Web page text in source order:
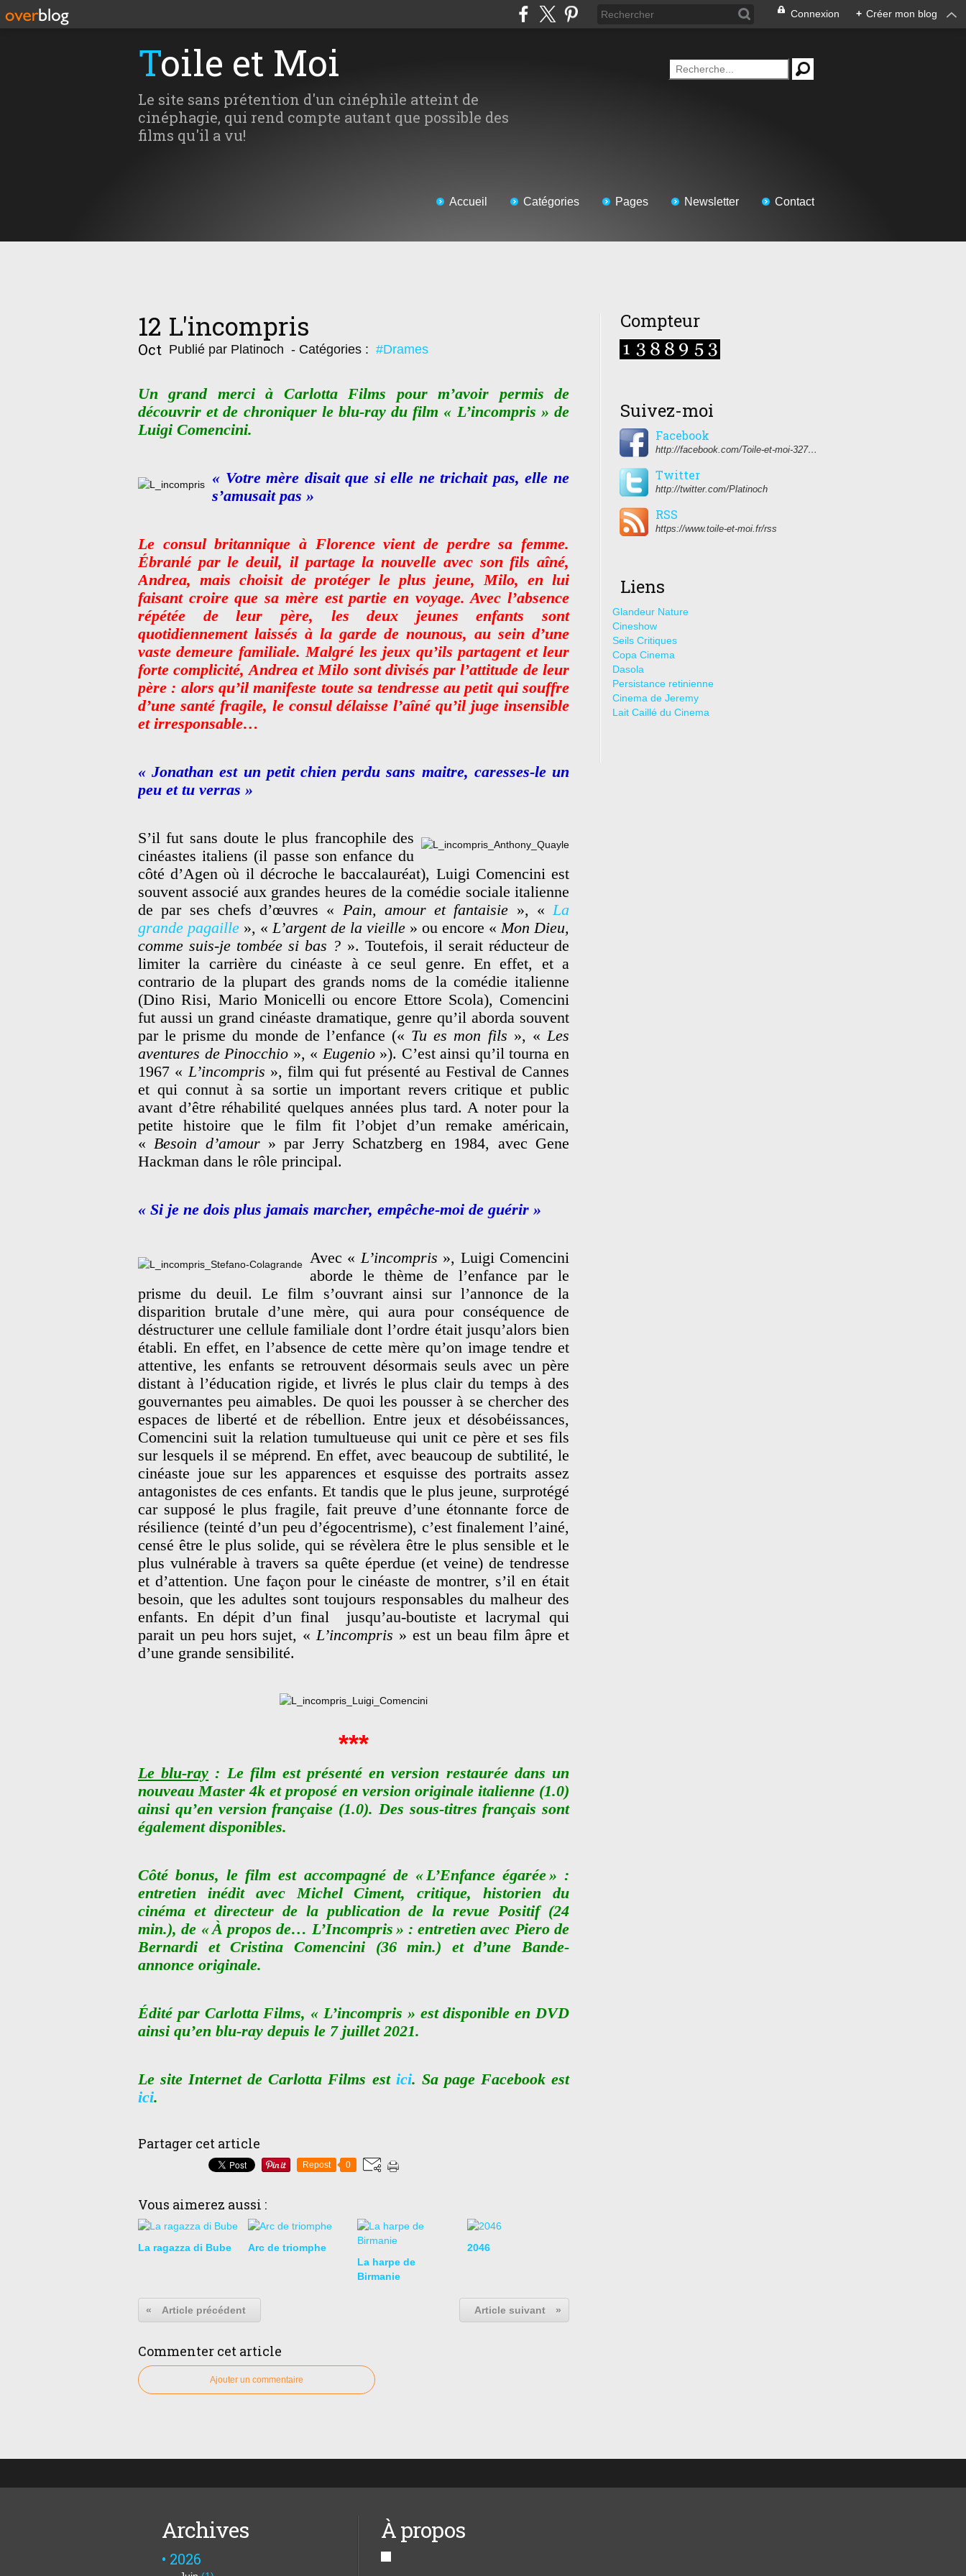
Connexion + Créer mon blog
Toile et Moi
Le site sans prétention d'un cinéphile atteint de
cinéphagie, qui rend compte autant que possible des
films qu'il a vu!
Accueil Catégories Pages Newsletter Contact
12
Oct
L'incompris
Publié par Platinoch - Catégories : #Drames
Un grand merci à Carlotta Films pour m’avoir permis de
découvrir et de chroniquer le blu-ray du film « L’incompris » de
Luigi Comencini.
« Votre mère disait que si elle ne trichait pas, elle ne
s’amusait pas »
Le consul britannique à Florence vient de perdre sa femme.
Ébranlé par le deuil, il partage la nouvelle avec son fils aîné,
Andrea, mais choisit de protéger le plus jeune, Milo, en lui
faisant croire que sa mère est partie en voyage. Avec l’absence
répétée de leur père, les deux jeunes enfants sont
quotidiennement laissés à la garde de nounous, au sein d’une
vaste demeure familiale. Malgré les jeux qu’ils partagent et leur
forte complicité, Andrea et Milo sont divisés par l’attitude de leur
père : alors qu’il manifeste toute sa tendresse au petit qui souffre
d’une santé fragile, le consul délaisse l’aîné qu’il juge insensible
et irresponsable…
« Jonathan est un petit chien perdu sans maitre, caresses-le un
peu et tu verras »
S’il fut sans doute le plus francophile des
cinéastes italiens (il passe son enfance du
côté d’Agen où il décroche le baccalauréat), Luigi Comencini est
souvent associé aux grandes heures de la comédie sociale italienne
de par ses chefs d’œuvres « Pain, amour et fantaisie », «La
grande pagaille », «L’argent de la vieille » ou encore «Mon Dieu,
comme suis-je tombée si bas ? ». Toutefois, il serait réducteur de
limiter la carrière du cinéaste à ce seul genre. En effet, et a
contrario de la plupart des grands noms de la comédie italienne
(Dino Risi, Mario Monicelli ou encore Ettore Scola), Comencini
fut aussi un grand cinéaste dramatique, genre qu’il aborda souvent
par le prisme du monde de l’enfance (« Tu es mon fils », «Les
aventures de Pinocchio », «Eugenio»). C’est ainsi qu’il tourna en
1967 «L’incompris », film qui fut présenté au Festival de Cannes
et qui connut à sa sortie un important revers critique et public
avant d’être réhabilité quelques années plus tard. A noter pour la
petite histoire que le film fit l’objet d’un remake américain,
«Besoin d’amour» par Jerry Schatzberg en 1984, avec Gene
Hackman dans le rôle principal.
« Si je ne dois plus jamais marcher, empêche-moi de guérir »
Avec «L’incompris », Luigi Comencini
aborde le thème de l’enfance par le
prisme du deuil. Le film s’ouvrant ainsi sur l’annonce de la
disparition brutale d’une mère, qui aura pour conséquence de
déstructurer une cellule familiale dont l’ordre était jusqu’alors bien
établi. En effet, en l’absence de cette mère qu’on image tendre et
attentive, les enfants se retrouvent désormais seuls avec un père
distant à l’éducation rigide, et livrés le plus clair du temps à des
gouvernantes peu aimables. De quoi les pousser à se chercher des
espaces de liberté et de rébellion. Entre jeux et désobéissances,
Comencini suit la relation tumultueuse qui unit ce père et ses fils
sur lesquels il se méprend. En effet, avec beaucoup de subtilité, le
cinéaste joue sur les apparences et esquisse des portraits assez
antagonistes de ces enfants. Et tandis que le plus jeune, surprotégé
car supposé le plus fragile, fait preuve d’une étonnante force de
résilience (teinté d’un peu d’égocentrisme), c’est finalement l’ainé,
censé être le plus solide, qui se révèlera être le plus sensible et le
plus vulnérable à travers sa quête éperdue (et veine) de tendresse
et d’attention. Une façon pour le cinéaste de montrer, s’il en était
besoin, que les adultes sont toujours responsables du malheur des
enfants. En dépit d’un final jusqu’au-boutiste et lacrymal qui
parait un peu hors sujet, «L’incompris » est un beau film âpre et
d’une grande sensibilité.
***
Le blu-ray : Le film est présenté en version restaurée dans un
nouveau Master 4k et proposé en version originale italienne (1.0)
ainsi qu’en version française (1.0). Des sous-titres français sont
également disponibles.
Côté bonus, le film est accompagné de « L’Enfance égarée » :
entretien inédit avec Michel Ciment, critique, historien du
cinéma et directeur de la publication de la revue Positif (24
min.), de « À propos de… L’Incompris » : entretien avec Piero de
Bernardi et Cristina Comencini (36 min.) et d’une Bande-
annonce originale.
Édité par Carlotta Films, « L’incompris » est disponible en DVD
ainsi qu’en blu-ray depuis le 7 juillet 2021.
Le site Internet de Carlotta Films est ici. Sa page Facebook est
ici.
Partager cet article
Repost 0
Vous aimerez aussi :
La ragazza di Bube
Arc de triomphe
La harpe de
Birmanie
2046
« Article précédent Article suivant »
Commenter cet article
Ajouter un commentaire
Compteur
Suivez-moi
Facebook
http://facebook.com/Toile-et-moi-327459350627274/
Twitter
http://twitter.com/Platinoch
RSS
https://www.toile-et-moi.fr/rss
Liens
Glandeur Nature
Cineshow
Seils Critiques
Copa Cinema
Dasola
Persistance retinienne
Cinema de Jeremy
Lait Caillé du Cinema
Archives
2026
À propos